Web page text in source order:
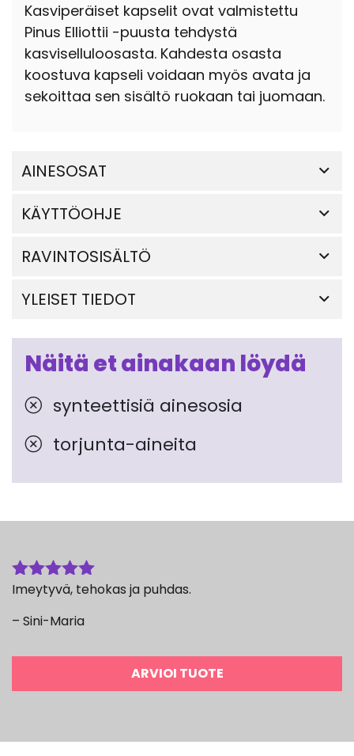
Kasviperäiset kapselit ovat valmistettu
Pinus Elliottii -puusta tehdystä
kasviselluloosasta. Kahdesta osasta
koostuva kapseli voidaan myös avata ja
sekoittaa sen sisältö ruokaan tai juomaan.
AINESOSAT
KÄYTTÖOHJE
RAVINTOSISÄLTÖ
YLEISET TIEDOT
Näitä et ainakaan löydä
synteettisiä ainesosia
torjunta-aineita
Arvostelu
5 / 5
Imeytyvä, tehokas ja puhdas.
– Sini-Maria
ARVIOI TUOTE